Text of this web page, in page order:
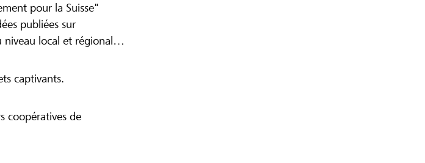
pour la Suisse"
publiées sur
local et régional
captivants.
coopératives de